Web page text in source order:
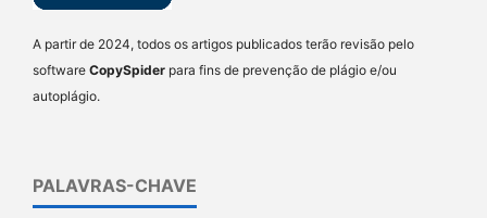
A partir de 2024, todos os artigos publicados terão revisão pelo
software CopySpider para fins de prevenção de plágio e/ou
autoplágio.
PALAVRAS-CHAVE